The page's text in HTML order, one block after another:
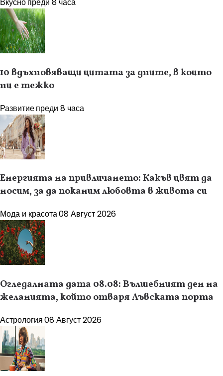
10 вдъхновяващи цитата за дните, в които
ни е тежко
Развитиепреди 8 часа
Енергията на привличането: Какъв цвят да
носим, за да поканим любовта в живота си
Мода и красота08 Август 2026
Огледалната дата 08.08: Вълшебният ден на
желанията, който отваря Лъвската порта
Астрология08 Август 2026